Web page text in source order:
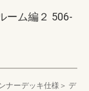
ーム編２ 506-
ナーデッキ仕様＞ デ